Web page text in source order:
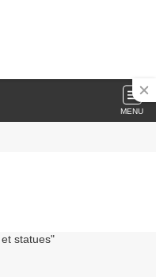
MENU